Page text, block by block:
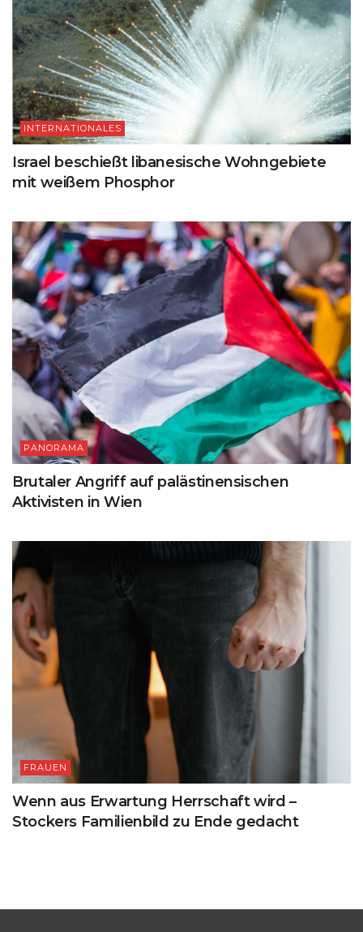
INTERNATIONALES
Israel beschießt libanesische Wohngebiete
mit weißem Phosphor
PANORAMA
Brutaler Angriff auf palästinensischen
Aktivisten in Wien
FRAUEN
Wenn aus Erwartung Herrschaft wird –
Stockers Familienbild zu Ende gedacht